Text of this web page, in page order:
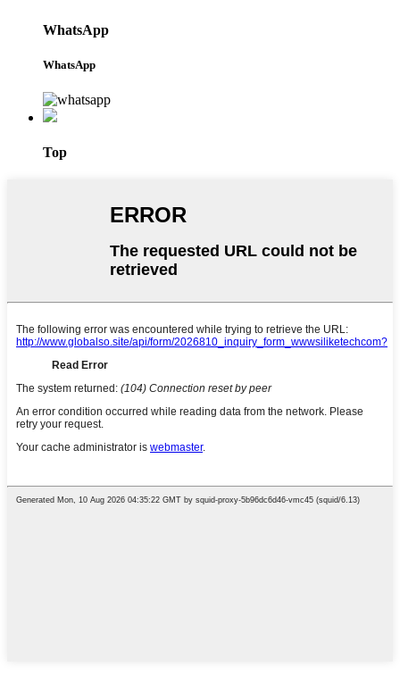
WhatsApp
WhatsApp
Top